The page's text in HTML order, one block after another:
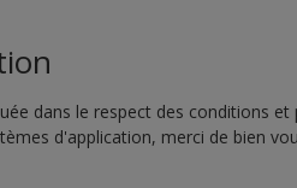
dans le respect des conditions et
d'application, merci de bien